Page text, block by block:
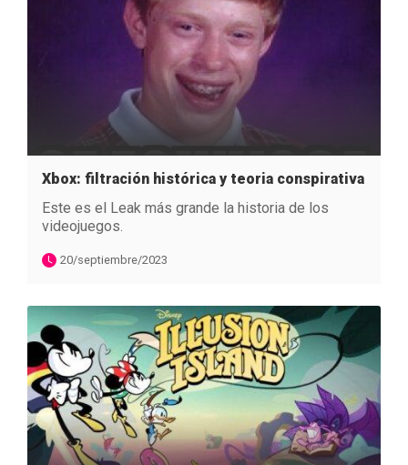
Xbox: filtración histórica y teoria conspirativa
Este es el Leak más grande la historia de los
videojuegos.
20/septiembre/2023